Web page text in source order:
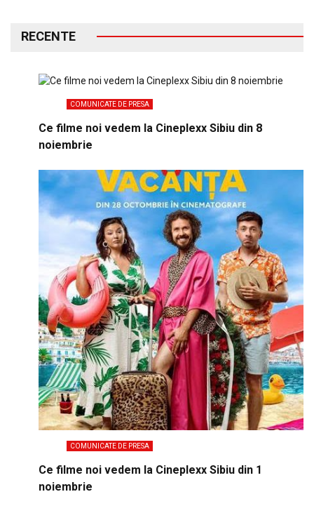
RECENTE
COMUNICATE DE PRESA
Ce filme noi vedem la Cineplexx Sibiu din 8
noiembrie
COMUNICATE DE PRESA
Ce filme noi vedem la Cineplexx Sibiu din 1
noiembrie